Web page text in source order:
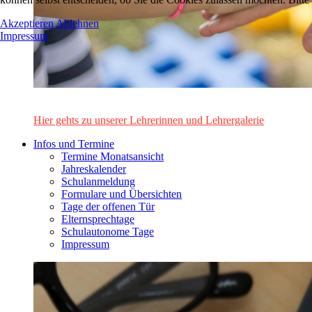
Hier gehts zu unserer Lehrerinnen und Lehrergalerie
Infos und Termine
Termine Monatsansicht
Jahreskalender
Schulanmeldung
Formulare und Übersichten
Tage der offenen Tür
Elternsprechtage
Schulautonome Tage
Impressum
AkzeptierenAblehnen
Impressum